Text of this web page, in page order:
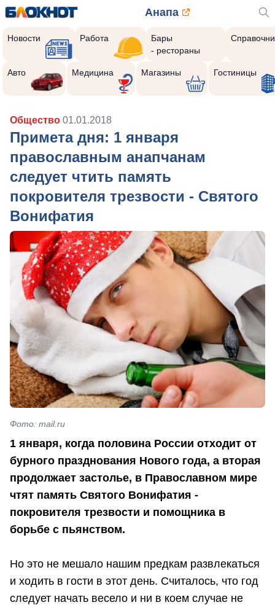
Анапа
Новости Работа
Бары
- рестораны
Авто Медицина Магазины Гостиницы
Общество 01.01.2018
Примета дня: 1 января
православным анапчанам
следует чтить память
покровителя трезвости - Святого
Вонифатия
Фото: mail.ru
1 января, когда половина России отходит от
бурного празднования Нового года, а вторая
продолжает застолье, в Православном мире
чтят память Святого Вонифатия -
покровителя трезвости и помощника в
борьбе с пьянством.
Но это не мешало нашим предкам развлекаться
и ходить в гости в этот день. Считалось, что год
следует начать весело и ни в коем случае не